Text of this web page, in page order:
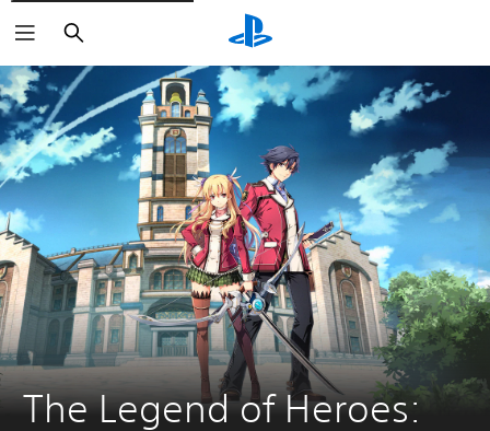
Sök
The Legend of Heroes: